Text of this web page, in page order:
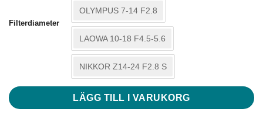
Filterdiameter
OLYMPUS 7-14 F2.8
LAOWA 10-18 F4.5-5.6
NIKKOR Z14-24 F2.8 S
LÄGG TILL I VARUKORG